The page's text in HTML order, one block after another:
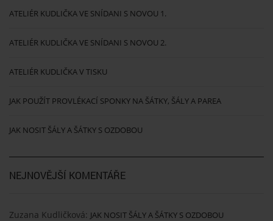
ATELIÉR KUDLIČKA VE SNÍDANI S NOVOU 1.
ATELIÉR KUDLIČKA VE SNÍDANI S NOVOU 2.
ATELIÉR KUDLIČKA V TISKU
JAK POUŽÍT PROVLÉKACÍ SPONKY NA ŠÁTKY, ŠÁLY A PAREA
JAK NOSIT ŠÁLY A ŠÁTKY S OZDOBOU
NEJNOVĚJŠÍ KOMENTÁŘE
Zuzana Kudličková: JAK NOSIT ŠÁLY A ŠÁTKY S OZDOBOU